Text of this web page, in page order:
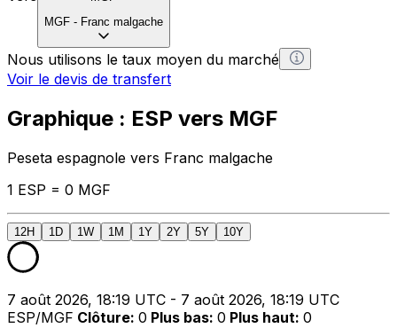
MGF - Franc malgache
Nous utilisons le taux moyen du marché
Voir le devis de transfert
Graphique : ESP vers MGF
Peseta espagnole vers Franc malgache
1 ESP = 0 MGF
12H 1D 1W 1M 1Y 2Y 5Y 10Y
7 août 2026, 18:19 UTC - 7 août 2026, 18:19 UTC
ESP/MGF Clôture: 0 Plus bas: 0 Plus haut: 0